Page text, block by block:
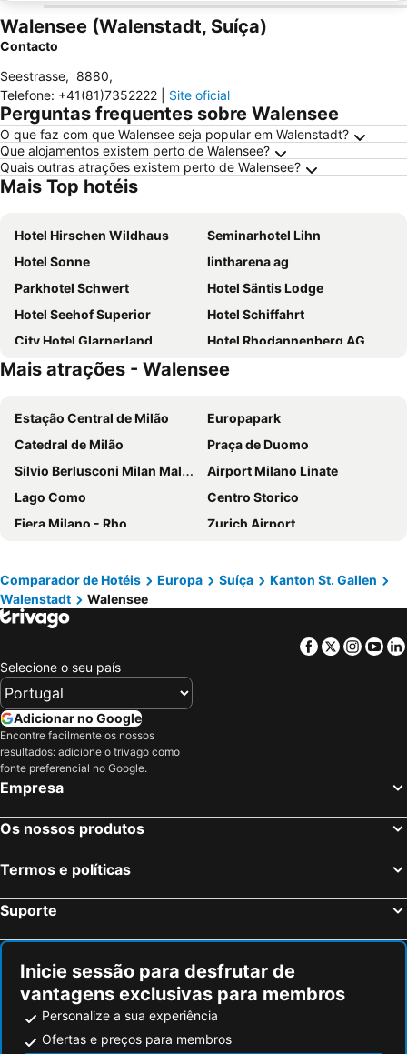
Walensee (Walenstadt, Suíça)
Contacto
Seestrasse, 8880,
Telefone: +41(81)7352222 Site oficial
Perguntas frequentes sobre Walensee
O que faz com que Walensee seja popular em Walenstadt?
Que alojamentos existem perto de Walensee?
Quais outras atrações existem perto de Walensee?
Mais Top hotéis
Hotel Hirschen Wildhaus
Seminarhotel Lihn
Hotel Sonne
lintharena ag
Parkhotel Schwert
Hotel Säntis Lodge
Hotel Seehof Superior
Hotel Schiffahrt
City Hotel Glarnerland
Hotel Rhodannenberg AG
Hotel Freihof
Schweizerhof
Seminarhotel Römerturm
Hotel Cafrida
Mais atrações - Walensee
Estação Central de Milão
Europapark
Catedral de Milão
Praça de Duomo
Silvio Berlusconi Milan Malpensa Airport
Airport Milano Linate
Lago Como
Centro Storico
Fiera Milano - Rho
Zurich Airport
Aeroporto Orio al Serio
Mercado de Natal
Cidade Velha de Füssen
Gare de Colmar
Bahnhof Zürich
Bernina Express
EuroAirport Basel Mulhouse Freiburg
Estação Ferroviária Central de Berna
Marché de Noël
Gare SNCF de Strasbourg
Basel Old Town
Fribourg Centre
Breuil-Cervinia
Stazione Porta Garibaldi
Autodromo Nazionale Monza
Teatro alla Scala
Marché de Noël de Montreux
Lago Lucerna
Place Kléber
Skigebiet Sölden
Cadorna – Triennale Metro Station
Porta Romana
Station Montreux
Porta Garibaldi
Bahnhof Garmisch-Partenkirchen
Comparador de Hotéis Europa Suíça
Kanton St. Gallen
Walenstadt
Walensee
Facebook
Twitter
Selecione o seu país
Adicionar no Google
Encontre facilmente os nossos
resultados: adicione o trivago como
fonte preferencial no Google.
Empresa
Os nossos produtos
Termos e políticas
Suporte
Inicie sessão para desfrutar de
vantagens exclusivas para membros
Personalize a sua experiência
Ofertas e preços para membros